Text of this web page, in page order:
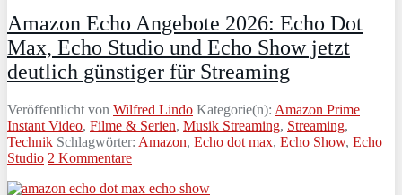
Amazon Echo Angebote 2026: Echo Dot
Max, Echo Studio und Echo Show jetzt
deutlich günstiger für Streaming
Veröffentlicht von Wilfred Lindo Kategorie(n): Amazon Prime
Instant Video, Filme & Serien, Musik Streaming, Streaming,
Technik Schlagwörter: Amazon, Echo dot max, Echo Show, Echo
Studio 2 Kommentare